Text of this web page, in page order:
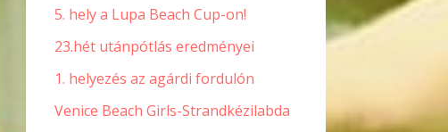
5. hely a Lupa Beach Cup-on!
23.hét utánpótlás eredményei
1. helyezés az agárdi fordulón
Venice Beach Girls-Strandkézilabda